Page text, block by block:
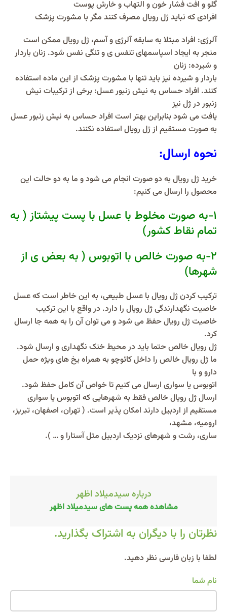
گلو و افت فشار خون و التهاب و خارش پوست
افرادی که نباید ژل رویال مصرف کنند مگر با مشورت پزشک
آلرژی: افراد مبتلا به سابقه آلرژی و آسم، ژل رویال ممکن است
منجر به ایجاد اسپاسمهای تنفس ی و تنگی نفس شود. زنان باردار
و شیرده: زنان
باردار و شیرده نیز باید تنها با مشورت پزشک از این ماده استفاده
کنند. افراد حساس به نیش زنبور عسل: برخی از ترکیبات نیش
زنبور در ژل نیز
یافت می شود بنابراین بهتر است افراد حساس به نیش زنبور عسل
به صورت مستقیم از ژل رویال استفاده نکنند.
نحوه ارسال:
خرید ژل رویال به دو صورت انجام می شود و ما به دو حالت این
محصول را ارسال می کنیم:
1-به صورت مخلوط با عسل با پست پیشتاز ( به
تمام نقاط کشور)
2-به صورت خالص با اتوبوس ( به بعض ی از
شهرها)
ترکیب کردن ژل رویال با عسل طبیعی، به این خاطر است که عسل
خاصیت نگهدارندگی ژل رویال را دارد. در واقع با این ترکیب
خاصیت ژل رویال حفظ می شود و می توان آن را به همه جا ارسال
کرد.
ژل رویال خالص حتما باید در محیط خنک نگهداری و ارسال شود.
ما ژل رویال خالص را داخل کائوچو به همراه یخ های ویژه حمل
دارو و با
اتوبوس یا سواری ارسال می کنیم تا خواص آن کامل حفظ شود.
ارسال ژل رویال خالص فقط به شهرهایی که اتوبوس یا سواری
مستقیم از اردبیل دارند امکان پذیر است. ( تهران، اصفهان، تبریز،
ارومیه، مشهد،
ساری، رشت و شهرهای نزدیک اردبیل مثل آستارا و … ).
درباره سیدمیلاد اظهر
مشاهده همه پست های سیدمیلاد اظهر
نظرتان را با دیگران به اشتراک بگذارید.
لطفا با زبان فارسی نظر دهید.
نام شما
Alternative: